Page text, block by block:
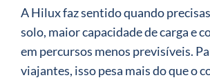
A Hilux faz sentido quando
solo, maior capacidade de carga e
em percursos menos previsíveis.
viajantes, isso pesa mais do que o